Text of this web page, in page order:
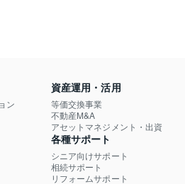
ン
資産運用・活用
等価交換事業
不動産M&A
アセットマネジメント・出資
各種サポート
シニア向けサポート
相続サポート
リフォームサポート